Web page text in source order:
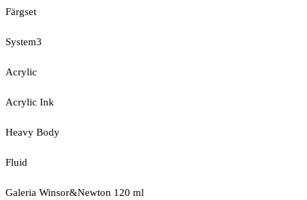
Färgset
System3
Acrylic
Acrylic Ink
Heavy Body
Fluid
Galeria Winsor&Newton 120 ml